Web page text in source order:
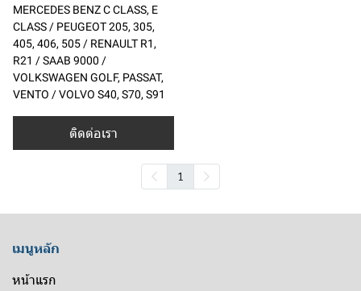
MERCEDES BENZ C CLASS, E
CLASS / PEUGEOT 205, 305,
405, 406, 505 / RENAULT R1,
R21 / SAAB 9000 /
VOLKSWAGEN GOLF, PASSAT,
VENTO / VOLVO S40, S70, S91
ติดต่อเรา
1
เมนูหลัก
หน้าแรก